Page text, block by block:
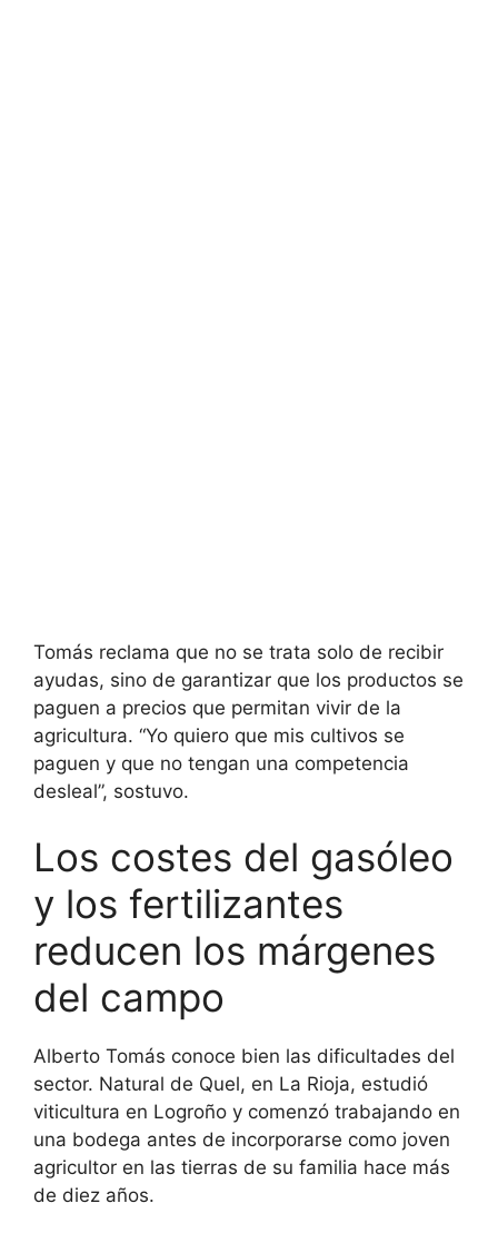
Tomás reclama que no se trata solo de recibir
ayudas, sino de garantizar que los productos se
paguen a precios que permitan vivir de la
agricultura. “Yo quiero que mis cultivos se
paguen y que no tengan una competencia
desleal”, sostuvo.
Los costes del gasóleo
y los fertilizantes
reducen los márgenes
del campo
Alberto Tomás conoce bien las dificultades del
sector. Natural de Quel, en La Rioja, estudió
viticultura en Logroño y comenzó trabajando en
una bodega antes de incorporarse como joven
agricultor en las tierras de su familia hace más
de diez años.